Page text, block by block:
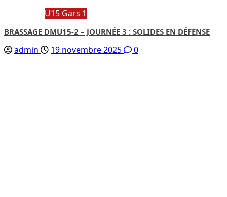
U15 Gars 1
BRASSAGE DMU15-2 – JOURNÉE 3 : SOLIDES EN DÉFENSE
admin 19 novembre 2025 0